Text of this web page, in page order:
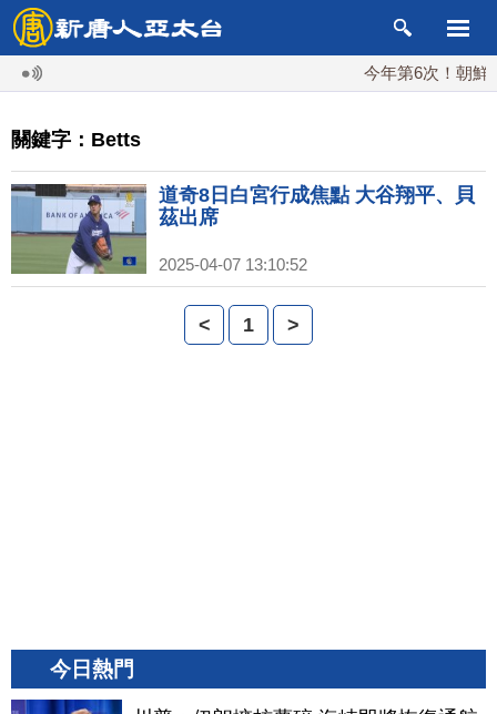
今年第6次！朝鮮
關鍵字：Betts
道奇8日白宮行成焦點 大谷翔平、貝
茲出席
2025-04-07 13:10:52
< 1 >
今日熱門